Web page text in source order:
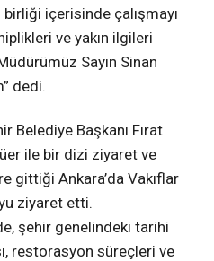
içerisinde çalışmayı
ve yakın ilgileri
Sayın Sinan
dedi.
Belediye Başkanı Fırat
ile bir dizi ziyaret ve
gittiği Ankara’da Vakıflar
ziyaret etti.
şehir genelindeki tarihi
restorasyon süreçleri ve